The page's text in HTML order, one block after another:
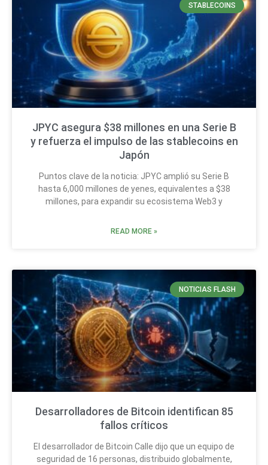
STABLECOINS
JPYC asegura $38 millones en una Serie B
y refuerza el impulso de las stablecoins en
Japón
Puntos clave de la noticia: JPYC amplió su Serie B
hasta 6,000 millones de yenes, equivalentes a $38
millones, para expandir su ecosistema Web3 y
READ MORE »
NOTICIAS FLASH
Desarrolladores de Bitcoin identifican 85
fallos críticos
El desarrollador de Bitcoin Calle dijo que un equipo de
seguridad de 16 personas, distribuido globalmente,